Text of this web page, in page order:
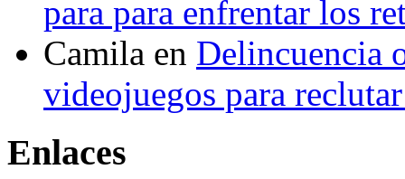
para para enfrentar los
Camila en Delincuencia
videojuegos para
Enlaces